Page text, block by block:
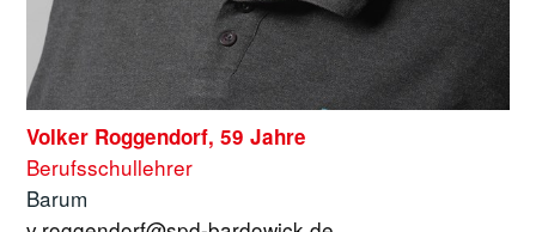
Volker Roggendorf, 59 Jahre
Berufsschullehrer
Barum